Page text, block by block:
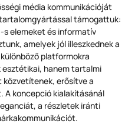
média kommunikációját
támogattuk:
elemeket és informatív
amelyek jól illeszkednek a
platformokra
hanem tartalmi
közvetítenek, erősítve a
A koncepció kialakításánál
a részletek iránti